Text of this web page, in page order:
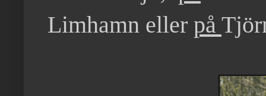
Limhamn eller på